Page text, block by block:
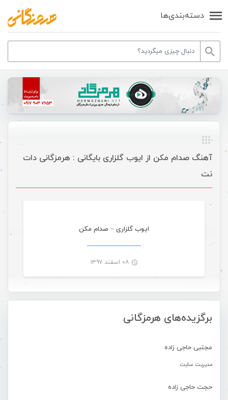
دسته‌بندی‌ها
برگزیده‌های هرمزگانی
مجتبی حاجی زاده
مدیریت سایت
حجت حاجی زاده
آهنگ صدام مکن از ایوب گلزاری بایگانی : هرمزگانی دات
نت
ایوب گلزاری – صدام مکن
۰۸ اسفند ۱۳۹۷